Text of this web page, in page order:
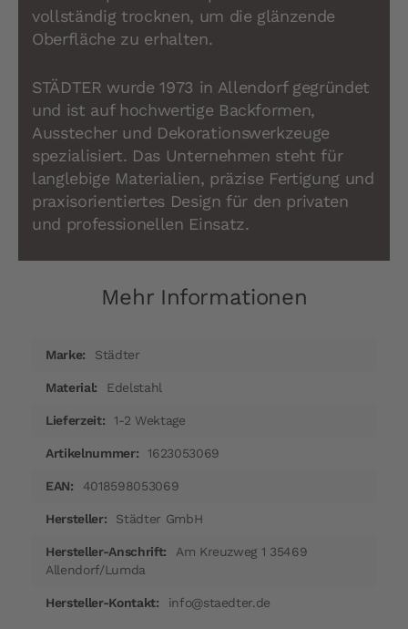
vollständig trocknen, um die glänzende
Oberfläche zu erhalten.
STÄDTER wurde 1973 in Allendorf gegründet
und ist auf hochwertige Backformen,
Ausstecher und Dekorationswerkzeuge
spezialisiert. Das Unternehmen steht für
langlebige Materialien, präzise Fertigung und
praxisorientiertes Design für den privaten
und professionellen Einsatz.
Mehr Informationen
InformationenStädter
Edelstahl
1-2 Wektage
1623053069
4018598053069
Städter GmbH
Am Kreuzweg 1 35469
Allendorf/Lumda
info@staedter.de